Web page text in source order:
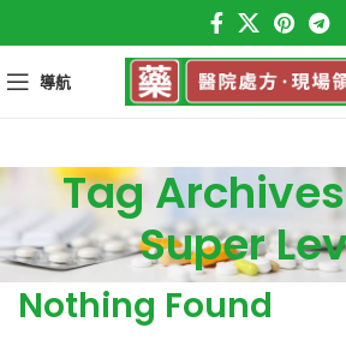
導航
Tag
Super
Nothing Found